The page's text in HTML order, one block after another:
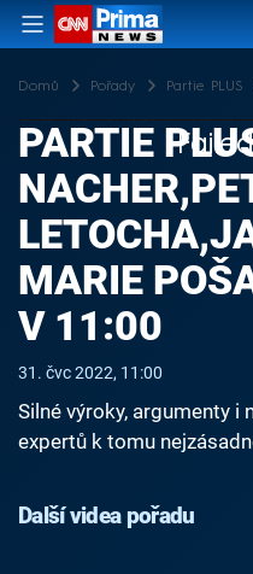
Domů Pořady Partie PLUS
PARTIE
MARIE
V 11:00
31. čvc 2022, 11:00
Silné výroky, argumenty i
expertů k tomu
Další videa pořadu